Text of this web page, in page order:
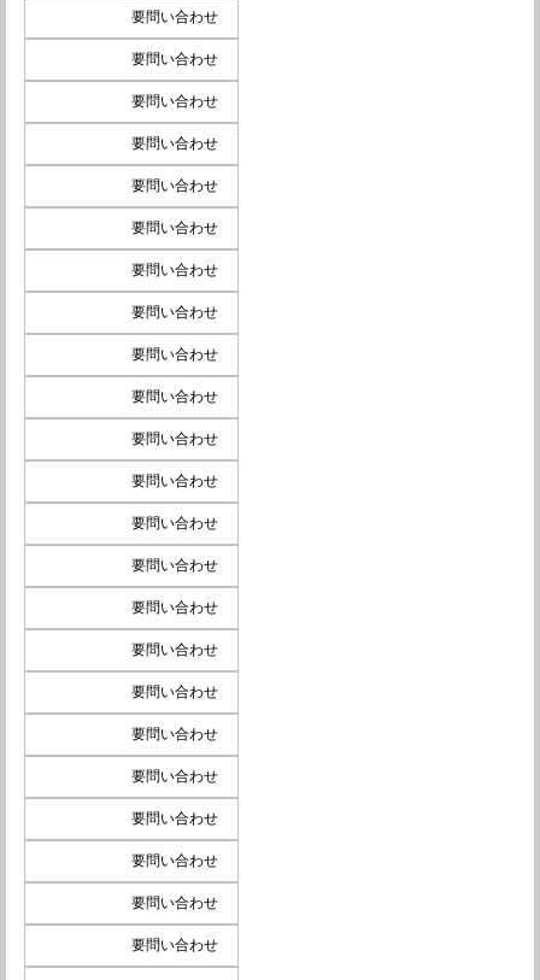
要問い合わせ
要問い合わせ
要問い合わせ
要問い合わせ
要問い合わせ
要問い合わせ
要問い合わせ
要問い合わせ
要問い合わせ
要問い合わせ
要問い合わせ
要問い合わせ
要問い合わせ
要問い合わせ
要問い合わせ
要問い合わせ
要問い合わせ
要問い合わせ
要問い合わせ
要問い合わせ
要問い合わせ
要問い合わせ
要問い合わせ